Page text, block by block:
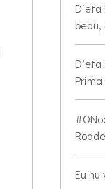
Dieta
Dieta
Prima
Eu